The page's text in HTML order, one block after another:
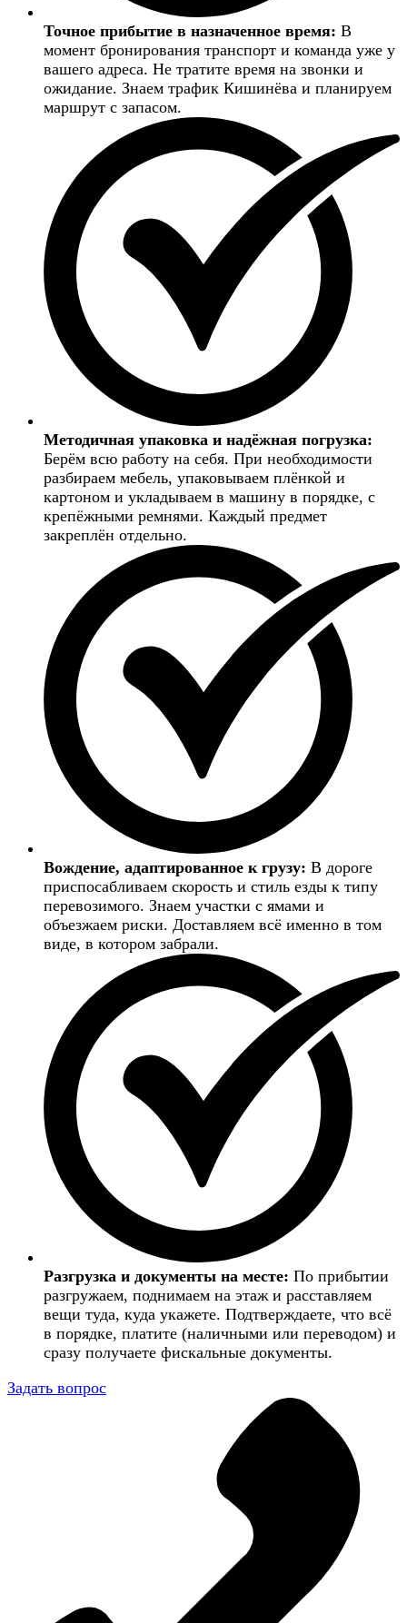
Точное прибытие в назначенное время: В
момент бронирования транспорт и команда уже у
вашего адреса. Не тратите время на звонки и
ожидание. Знаем трафик Кишинёва и планируем
маршрут с запасом.
Методичная упаковка и надёжная погрузка:
Берём всю работу на себя. При необходимости
разбираем мебель, упаковываем плёнкой и
картоном и укладываем в машину в порядке, с
крепёжными ремнями. Каждый предмет
закреплён отдельно.
Вождение, адаптированное к грузу: В дороге
приспосабливаем скорость и стиль езды к типу
перевозимого. Знаем участки с ямами и
объезжаем риски. Доставляем всё именно в том
виде, в котором забрали.
Разгрузка и документы на месте: По прибытии
разгружаем, поднимаем на этаж и расставляем
вещи туда, куда укажете. Подтверждаете, что всё
в порядке, платите (наличными или переводом) и
сразу получаете фискальные документы.
Задать вопрос